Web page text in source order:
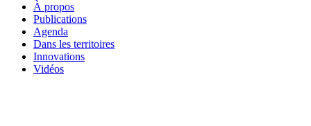
À propos
Publications
Agenda
Dans les territoires
Innovations
Vidéos